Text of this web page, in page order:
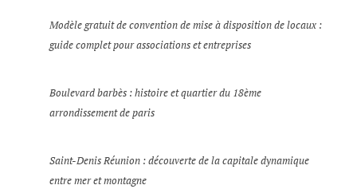
Modèle gratuit de convention de mise à disposition de locaux :
guide complet pour associations et entreprises
Boulevard barbès : histoire et quartier du 18ème
arrondissement de paris
Saint-Denis Réunion : découverte de la capitale dynamique
entre mer et montagne